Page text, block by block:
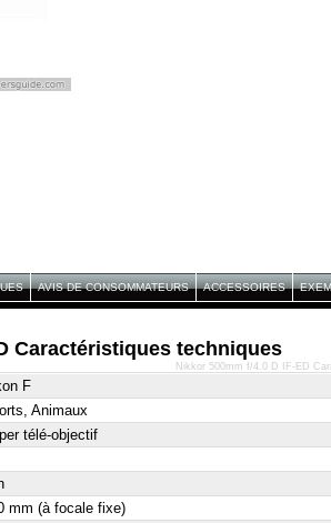
AVIS DE CONSOMMATEURS ACCESSOIRES
Caractéristiques techniques
F
Animaux
télé-objectif
mm (à focale fixe)
Nikkor 500mm f/4.0 D IF-ED